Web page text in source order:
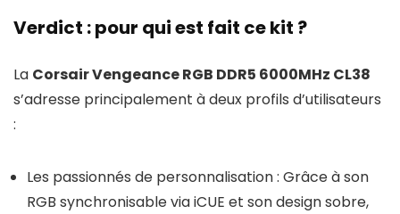
Verdict : pour qui est fait ce kit ?
La Corsair Vengeance RGB DDR5 6000MHz CL38
s’adresse principalement à deux profils d’utilisateurs
:
Les passionnés de personnalisation : Grâce à son
RGB synchronisable via iCUE et son design sobre,